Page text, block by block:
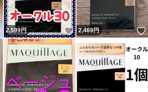
いいね！
2,599円 いいね！
2,469円